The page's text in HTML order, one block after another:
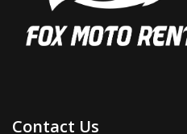
Contact Us